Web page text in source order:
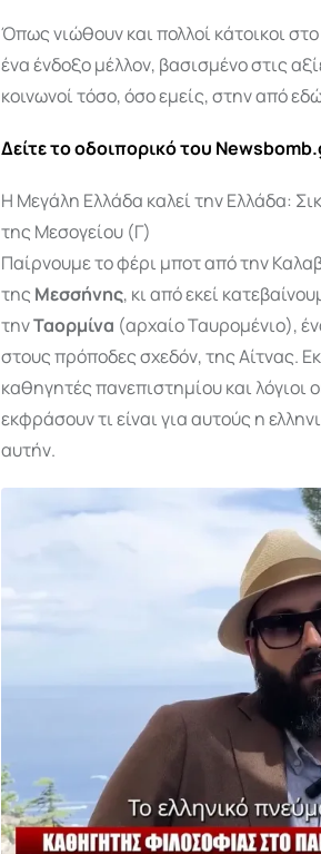
Όπως νιώθουν και πολλοί κάτοικοι
ένα ένδοξο μέλλον, βασισμένο στις
κοινωνοί τόσο, όσο εμείς, στην από
Δείτε το οδοιπορικό του
Η Μεγάλη Ελλάδα καλεί την Ελλάδα:
της Μεσογείου (Γ)
Παίρνουμε το φέρι μποτ από την
της Μεσσήνης, κι από εκεί
τηνΤαορμίνα (αρχαίο Ταυρομένιο),
στους πρόποδες σχεδόν, της Αίτνας.
καθηγητές πανεπιστημίου και λόγιοι
εκφράσουν τι είναι για αυτούς η
αυτήν.